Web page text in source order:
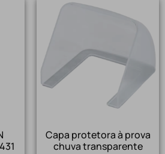
Capa protetora à prova
chuva transparente